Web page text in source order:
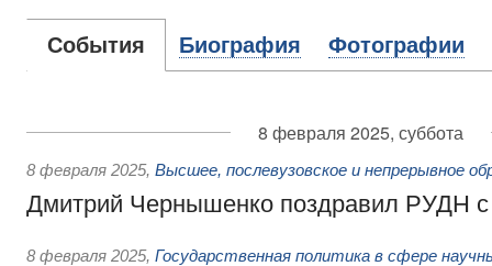
События Биография Фотографии
8 февраля 2025, суббота
8 февраля 2025, Высшее, послевузовское и непрерывное
Дмитрий Чернышенко поздравил РУДН с
8 февраля 2025, Государственная политика в сфере